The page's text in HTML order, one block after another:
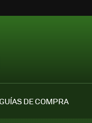
GUÍAS DE COMPRA